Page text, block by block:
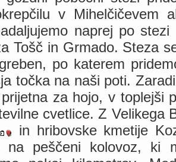
v Mihelčičevem
naprej po
Tošč in Grmado. Steza
po katerem
točka na naši poti.
za hojo, v toplejši
cvetlice. Z Velikega
in hribovske kmetije
na peščeni kolovoz, ki